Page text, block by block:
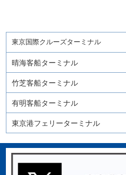
東京国際クルーズターミナル
晴海客船ターミナル
竹芝客船ターミナル
有明客船ターミナル
東京港フェリーターミナル